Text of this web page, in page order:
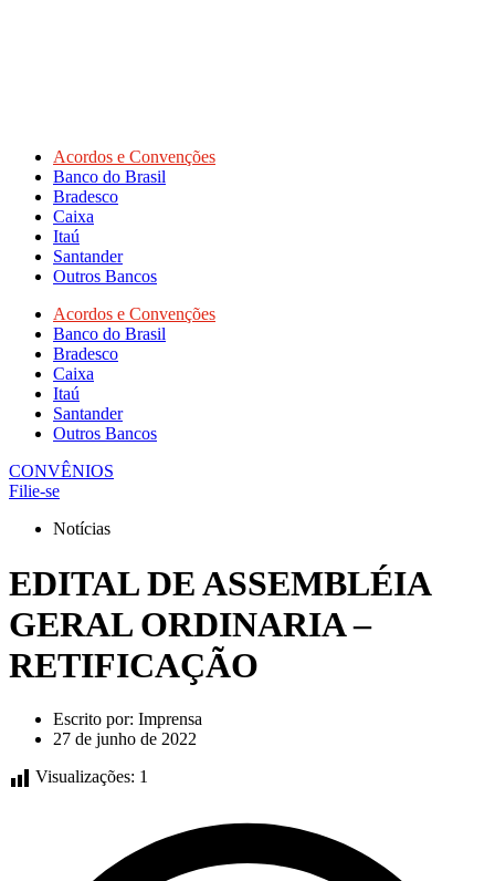
Acordos e Convenções
Banco do Brasil
Bradesco
Caixa
Itaú
Santander
Outros Bancos
Acordos e Convenções
Banco do Brasil
Bradesco
Caixa
Itaú
Santander
Outros Bancos
CONVÊNIOS
Filie-se
Notícias
EDITAL DE ASSEMBLÉIA
GERAL ORDINARIA –
RETIFICAÇÃO
Escrito por: Imprensa
27 de junho de 2022
Visualizações: 1